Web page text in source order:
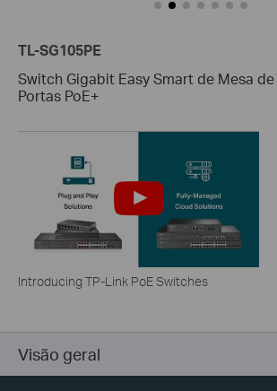
TL-SG105PE
Switch Gigabit Easy Smart de Mesa
Portas PoE+
Introducing TP-Link PoE Switches
Visão geral